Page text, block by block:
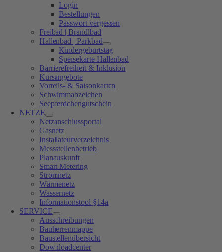
Login
Bestellungen
Passwort vergessen
Freibad | Brandlbad
Hallenbad | Parkbad
Kindergeburtstag
Speisekarte Hallenbad
Barrierefreiheit & Inklusion
Kursangebote
Vorteils- & Saisonkarten
Schwimmabzeichen
Seepferdchengutschein
NETZE
Netzanschlussportal
Gasnetz
Installateurverzeichnis
Messstellenbetrieb
Planauskunft
Smart Metering
Stromnetz
Wärmenetz
Wassernetz
Informationstool §14a
SERVICE
Ausschreibungen
Bauherrenmappe
Baustellenübersicht
Downloadcenter